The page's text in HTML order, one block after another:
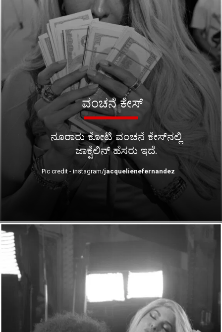
ನೂರಾರು ಕೋಟಿ ವಂಚನೆ ಕೇಸ್​ನಲ್ಲಿ
ಜಾಕ್ವೆಲಿನ್ ಹೆಸರು ಇದೆ.
ವಂಚನೆ ಕೇಸ್
Pic credit - instagram/jacquelienefernandez